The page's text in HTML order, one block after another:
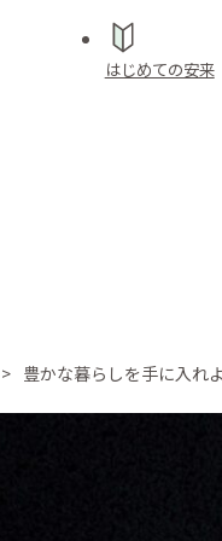
はじめての安来
豊かな暮らしを手に入れ